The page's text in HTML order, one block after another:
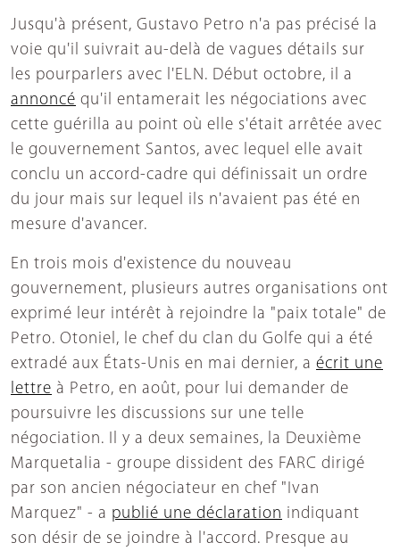
Jusqu'à présent, Gustavo Petro n'a pas précisé la
voie qu'il suivrait au-delà de vagues détails sur
les pourparlers avec l'ELN. Début octobre, il a
annoncé qu'il entamerait les négociations avec
cette guérilla au point où elle s'était arrêtée avec
le gouvernement Santos, avec lequel elle avait
conclu un accord-cadre qui définissait un ordre
du jour mais sur lequel ils n'avaient pas été en
mesure d'avancer.
En trois mois d'existence du nouveau
gouvernement, plusieurs autres organisations ont
exprimé leur intérêt à rejoindre la "paix totale" de
Petro. Otoniel, le chef du clan du Golfe qui a été
extradé aux États-Unis en mai dernier, a écrit une
lettre à Petro, en août, pour lui demander de
poursuivre les discussions sur une telle
négociation. Il y a deux semaines, la Deuxième
Marquetalia - groupe dissident des FARC dirigé
par son ancien négociateur en chef "Ivan
Marquez" - a publié une déclaration indiquant
son désir de se joindre à l'accord. Presque au